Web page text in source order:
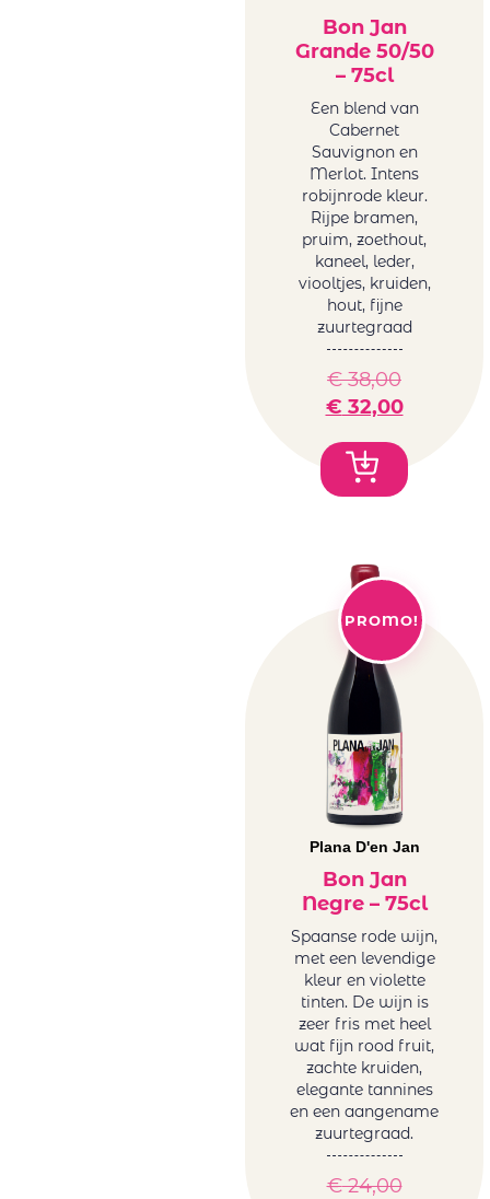
Bon Jan
Grande 50/50
– 75cl
Een blend van
Cabernet
Sauvignon en
Merlot. Intens
robijnrode kleur.
Rijpe bramen,
pruim, zoethout,
kaneel, leder,
viooltjes, kruiden,
hout, fijne
zuurtegraad
€38,00
€ 32,00
PROMO!
Plana D'en Jan
Bon Jan
Negre – 75cl
Spaanse rode wijn,
met een levendige
kleur en violette
tinten. De wijn is
zeer fris met heel
wat fijn rood fruit,
zachte kruiden,
elegante tannines
en een aangename
zuurtegraad.
€24,00